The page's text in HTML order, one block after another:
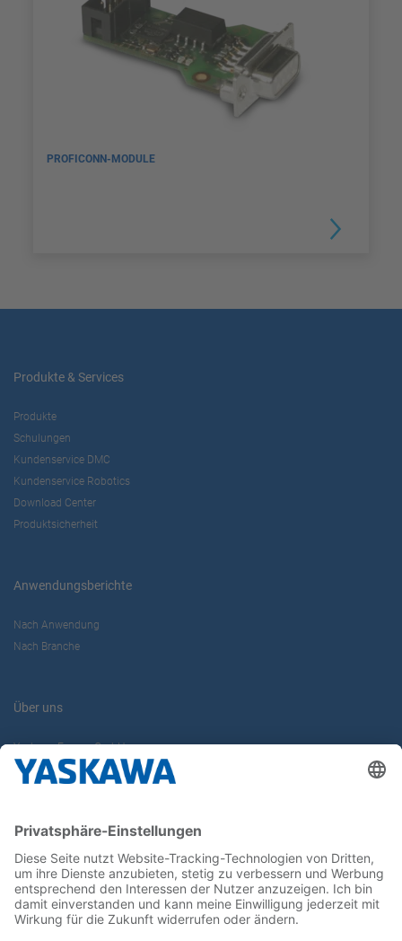
PROFICONN-MODULE
Produkte & Services
Produkte
Schulungen
Kundenservice DMC
Kundenservice Robotics
Download Center
Produktsicherheit
Anwendungsberichte
Nach Anwendung
Nach Branche
Über uns
Yaskawa Europe GmbH
Karriere
Newsletter